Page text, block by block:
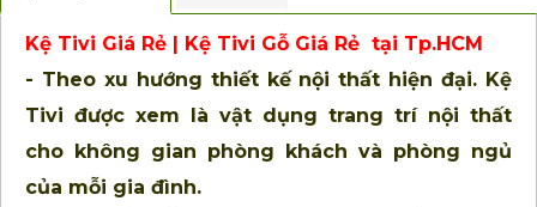
Kệ Tivi Giá Rẻ | Kệ Tivi Gỗ Giá Rẻ tại Tp.HCM
- Theo xu hướng thiết kế nội thất hiện đại. Kệ
Tivi được xem là vật dụng trang trí nội thất
cho không gian phòng khách và phòng ngủ
của mỗi gia đình.